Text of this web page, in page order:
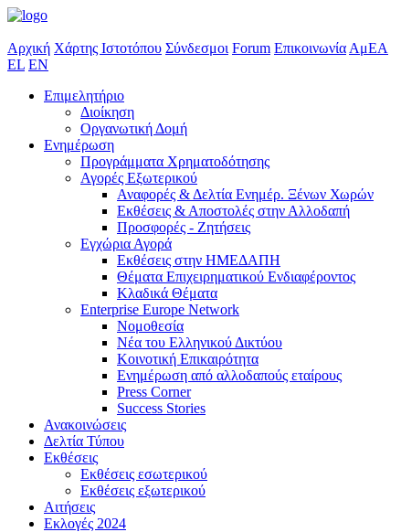
Αρχική Χάρτης Ιστοτόπου Σύνδεσμοι Forum Επικοινωνία ΑμΕΑ
EL EN
Επιμελητήριο
Διοίκηση
Οργανωτική Δομή
Ενημέρωση
Προγράμματα Χρηματοδότησης
Αγορές Εξωτερικού
Αναφορές & Δελτία Ενημέρ. Ξένων Χωρών
Εκθέσεις & Αποστολές στην Αλλοδαπή
Προσφορές - Ζητήσεις
Εγχώρια Αγορά
Εκθέσεις στην ΗΜΕΔΑΠΗ
Θέματα Επιχειρηματικού Ενδιαφέροντος
Κλαδικά Θέματα
Enterprise Europe Network
Νομοθεσία
Νέα του Ελληνικού Δικτύου
Κοινοτική Επικαιρότητα
Ενημέρωση από αλλοδαπούς εταίρους
Press Corner
Success Stories
Ανακοινώσεις
Δελτία Τύπου
Εκθέσεις
Εκθέσεις εσωτερικού
Εκθέσεις εξωτερικού
Αιτήσεις
Εκλογές 2024